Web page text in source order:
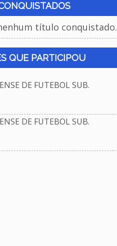
título conquistado.
QUE PARTICIPOU
DE FUTEBOL SUB.
DE FUTEBOL SUB.